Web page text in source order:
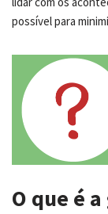
possível para
O que é